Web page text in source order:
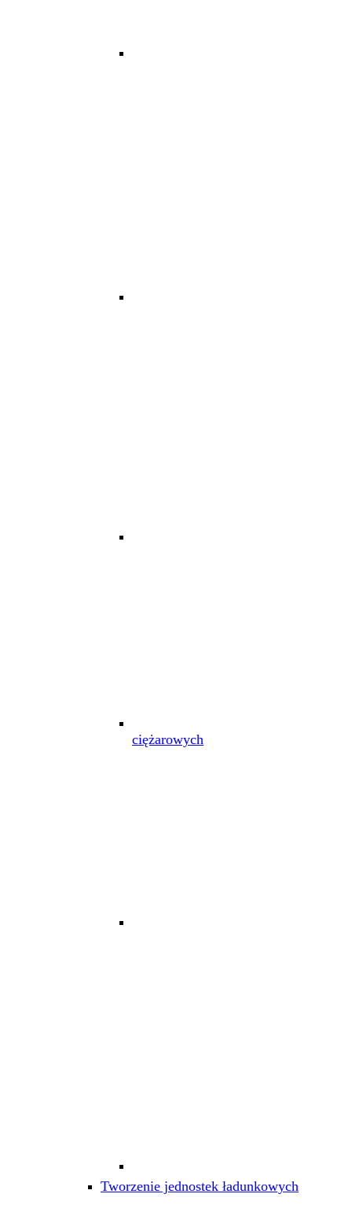
ciężarowych
Tworzenie jednostek ładunkowych